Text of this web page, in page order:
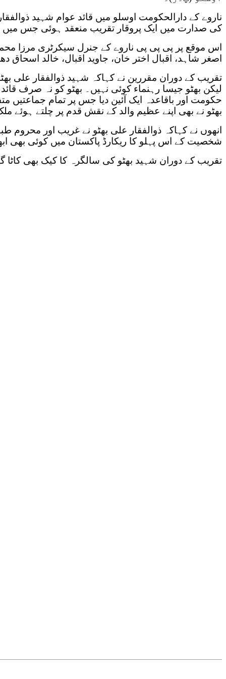
ناروے کے دارالحکومت اوسلو میں قائد عوام شہید
کی صدارت میں ایک پروقار تقریب منعقد ہوئی جس
اس موقع پر پی پی پی ناروے کے جنرل سیکرٹری مرزا
اصغر شاہد، اقبال اختر خان، جاوید اقبال، خالد اسحاق
تقریب کے دوران مقررین نے کہاکہ شہید ذوالفقار علی
لیکن بھٹو جیسا رہنماء کوئی نہیں۔ بھٹو کو نہ صرف
حکومت اور باقاعدہ ایک آئین دیا جس پر تمام
بھٹو نے بھی اپنے عظیم والد کے نقش قدم پر چلتے ہوئے
انھوں نے کہاکہ ذوالفقار علی بھٹو نے غریب اور
شخصیت کے اس پہلو کا ریکارڈ پاکستان میں کوئی بھی
تقریب کے دوران شہید بھٹو کی سالگرہ کا کیک بھی کاٹا